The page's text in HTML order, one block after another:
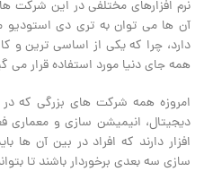
نرم افزارهای مختلفی در این شرکت
آن ها می توان به تری دی استودیو
دارد، چرا که یکی از اساسی ترین و
همه جای دنیا مورد استفاده قرار می
امروزه همه شرکت های بزرگی که
دیجیتال، انیمیشن سازی و معماری
افزار دارند که افراد در بین آن
سازی سه بعدی برخوردار باشند تا